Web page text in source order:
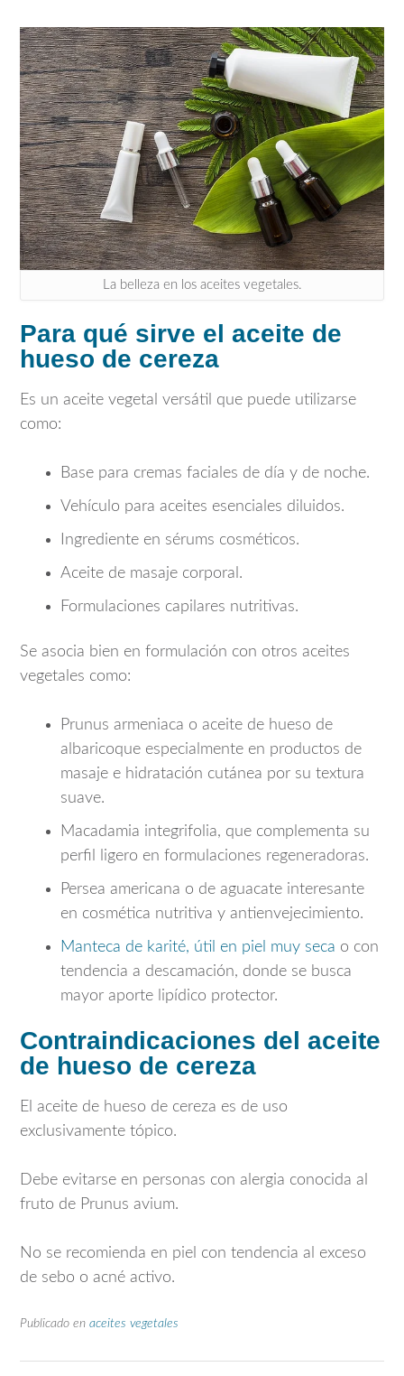
La belleza en los aceites vegetales.
Para qué sirve el aceite de
hueso de cereza
Es un aceite vegetal versátil que puede utilizarse
como:
Base para cremas faciales de día y de noche.
Vehículo para aceites esenciales diluidos.
Ingrediente en sérums cosméticos.
Aceite de masaje corporal.
Formulaciones capilares nutritivas.
Se asocia bien en formulación con otros aceites
vegetales como:
Prunus armeniaca o aceite de hueso de
albaricoque especialmente en productos de
masaje e hidratación cutánea por su textura
suave.
Macadamia integrifolia, que complementa su
perfil ligero en formulaciones regeneradoras.
Persea americana o de aguacate interesante
en cosmética nutritiva y antienvejecimiento.
Manteca de karité, útil en piel muy seca o con
tendencia a descamación, donde se busca
mayor aporte lipídico protector.
Contraindicaciones del aceite
de hueso de cereza
El aceite de hueso de cereza es de uso
exclusivamente tópico.
Debe evitarse en personas con alergia conocida al
fruto de Prunus avium.
No se recomienda en piel con tendencia al exceso
de sebo o acné activo.
Publicado en aceites vegetales